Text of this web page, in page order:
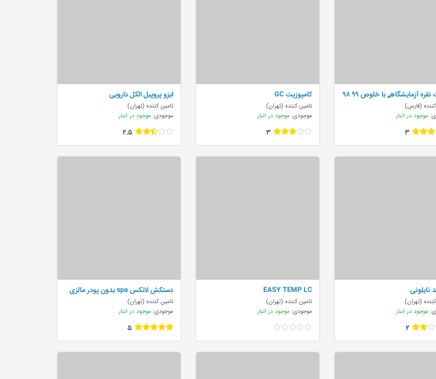
نقره آزمایشگاهے با خلوص ۹۹ ۹۸
(فارس)
موجود در انبار
3
کامپوزیت GC
تامین کننده (تهران)
موجودی: موجود در انبار
3
ایزو پروپیل الکل دارویی
تامین کننده (تهران)
موجودی: موجود در انبار
2.5
نایلونی
(تهران)
موجود در انبار
2
EASY TEMP LC
تامین کننده (تهران)
موجودی: موجود در انبار
دستکش لاتکس spa بدون پودر مالزی
تامین کننده (تهران)
موجودی: موجود در انبار
5